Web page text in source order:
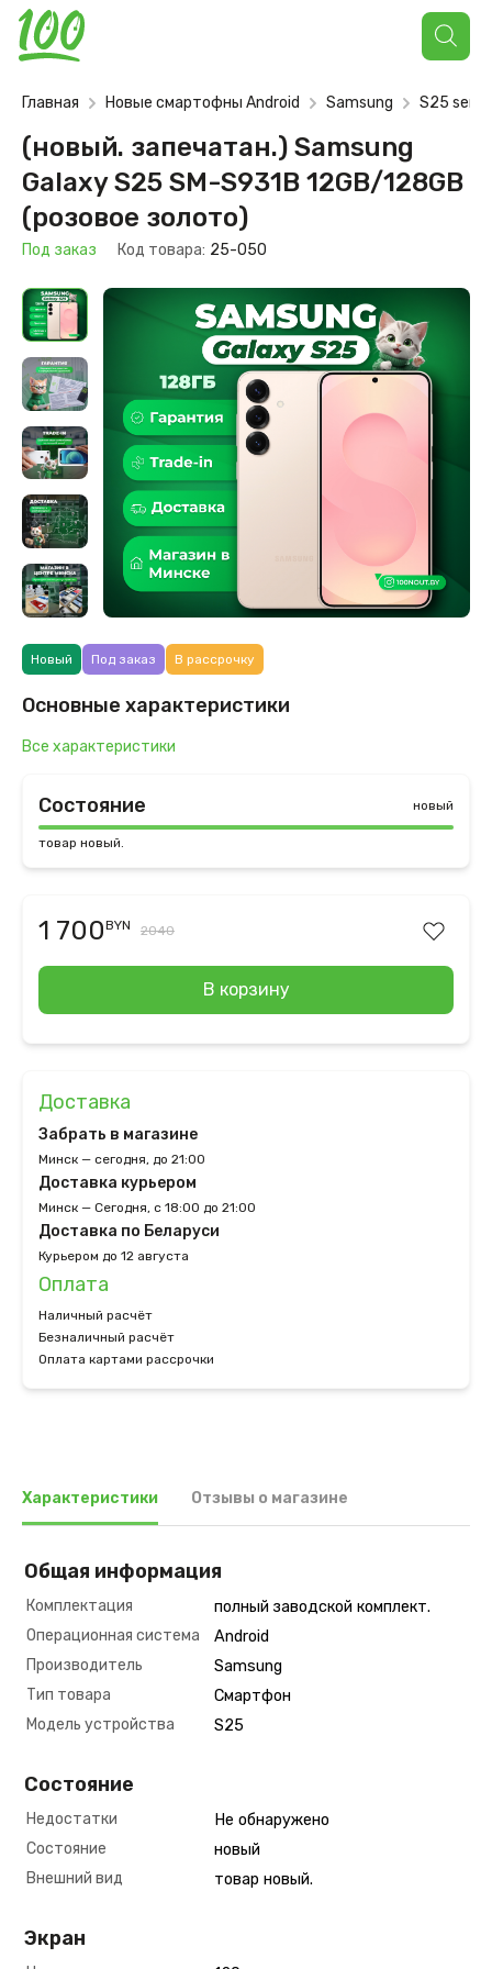
Поиск
товаров
Главная Новые смартофны Android Samsung S25
(новый. запечатан.) Samsung
Galaxy S25 SM-S931B 12GB/128GB
(розовое золото)
Под заказ Код товара: 25-050
Новый Под заказ В рассрочку
Основные характеристики
Все характеристики
Состояние новый
товар новый.
1 700BYN 2040
В корзину
Доставка
Забрать в магазине
Минск — сегодня, до 21:00
Доставка курьером
Минск — Сегодня, с 18:00 до 21:00
Доставка по Беларуси
Курьером до 12 августа
Оплата
Наличный расчёт
Безналичный расчёт
Оплата картами рассрочки
Характеристики Отзывы о магазине
Общая информация
Комплектация
полный заводской комплект.
Операционная система
Android
Производитель
Samsung
Тип товара
Смартфон
Модель устройства
S25
Состояние
Недостатки
Не обнаружено
Состояние
новый
Внешний вид
товар новый.
Экран